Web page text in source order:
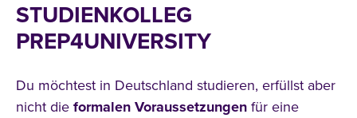
STUDIENKOLLEG
PREP4UNIVERSITY
Du möchtest in Deutschland studieren, erfüllst aber
nicht die formalen Voraussetzungen für eine